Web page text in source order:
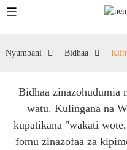
Nyumbani Bidhaa
Bidhaa zinazohudumia
watu. Kulingana na
kupatikana "wakati
fomu zinazofaa za